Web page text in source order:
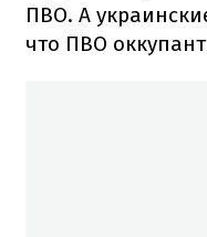
ПВО. А
что ПВО